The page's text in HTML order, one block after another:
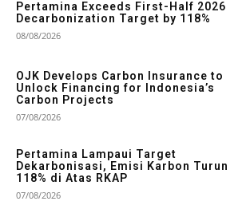
Pertamina Exceeds First-Half 2026
Decarbonization Target by 118%
08/08/2026
OJK Develops Carbon Insurance to
Unlock Financing for Indonesia’s
Carbon Projects
07/08/2026
Pertamina Lampaui Target
Dekarbonisasi, Emisi Karbon Turun
118% di Atas RKAP
07/08/2026